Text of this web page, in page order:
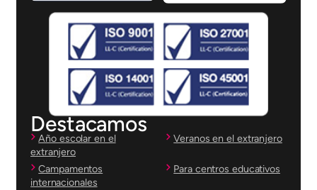
Destacamos
Año escolar en el
extranjero
Veranos en el extranjero
Campamentos
internacionales
Para centros educativos